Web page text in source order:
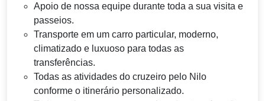
Apoio de nossa equipe durante toda a sua visita e
passeios.
Transporte em um carro particular, moderno,
climatizado e luxuoso para todas as
transferências.
Todas as atividades do cruzeiro pelo Nilo
conforme o itinerário personalizado.